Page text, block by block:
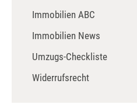
Immobilien ABC
Immobilien News
Umzugs-Checkliste
Widerrufsrecht